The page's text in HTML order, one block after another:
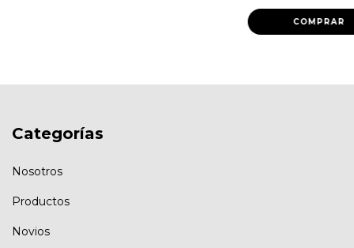
Categorías
Nosotros
Productos
Novios